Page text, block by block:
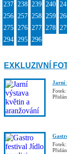
237 238 239 240
256 257 258 259
275 276 277 278
294 295 296
EXKLUZIVNÍ
Jarní